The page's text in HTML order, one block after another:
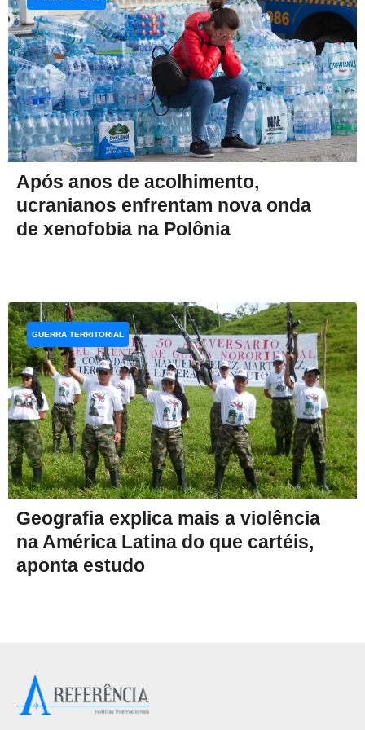
Após anos de acolhimento,
ucranianos enfrentam nova onda
de xenofobia na Polônia
Geografia explica mais a violência
na América Latina do que cartéis,
aponta estudo
GUERRA TERRITORIAL